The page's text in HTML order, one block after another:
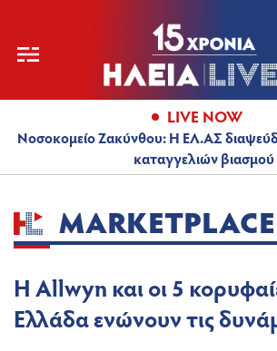
LIVE NOW
Νοσοκομείο Ζακύνθου: Η ΕΛ.ΑΣ
καταγγελιών βιασμού
MARKETPLACE
Η Allwyn και οι 5
Ελλάδα ενώνουν τις